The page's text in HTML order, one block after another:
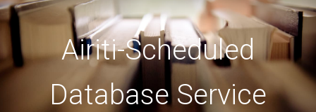
Airiti-Scheduled
Database Service